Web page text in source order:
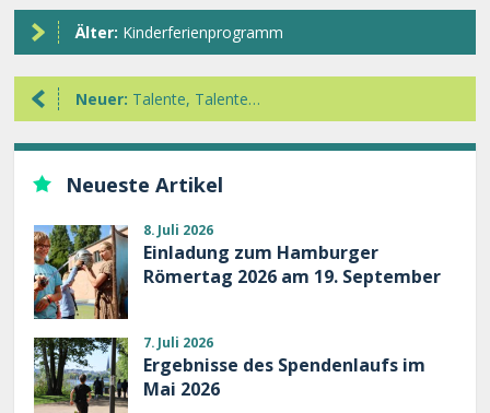
Älter: Kinderferienprogramm
Neuer: Talente, Talente…
Neueste Artikel
8. Juli 2026
Einladung zum Hamburger
Römertag 2026 am 19. September
7. Juli 2026
Ergebnisse des Spendenlaufs im
Mai 2026